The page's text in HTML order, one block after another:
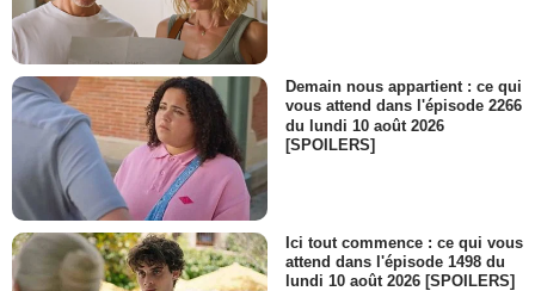
Demain nous appartient : ce qui
vous attend dans l'épisode 2266
du lundi 10 août 2026
[SPOILERS]
Ici tout commence : ce qui vous
attend dans l'épisode 1498 du
lundi 10 août 2026 [SPOILERS]